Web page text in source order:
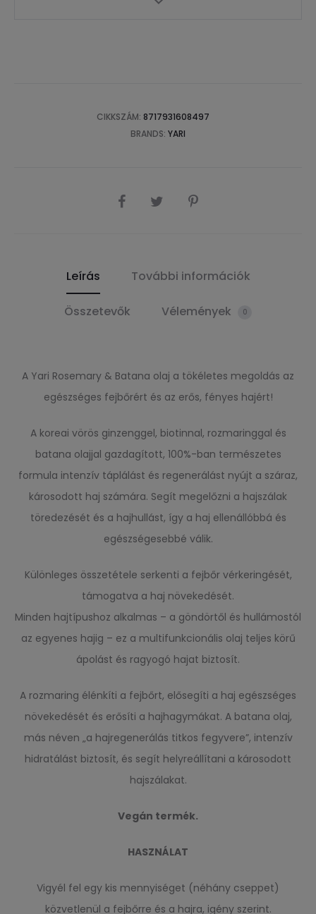
CIKKSZÁM: 8717931608497
BRANDS: YARI
SHARE
Leírás További információk
Összetevők Vélemények 0
A Yari Rosemary & Batana olaj a tökéletes megoldás az
egészséges fejbőrért és az erős, fényes hajért!
A koreai vörös ginzenggel, biotinnal, rozmaringgal és
batana olajjal gazdagított, 100%-ban természetes
formula intenzív táplálást és regenerálást nyújt a száraz,
károsodott haj számára. Segít megelőzni a hajszálak
töredezését és a hajhullást, így a haj ellenállóbbá és
egészségesebbé válik.
Különleges összetétele serkenti a fejbőr vérkeringését,
támogatva a haj növekedését.
Minden hajtípushoz alkalmas – a göndörtől és hullámostól
az egyenes hajig – ez a multifunkcionális olaj teljes körű
ápolást és ragyogó hajat biztosít.
A rozmaring élénkíti a fejbőrt, elősegíti a haj egészséges
növekedését és erősíti a hajhagymákat. A batana olaj,
más néven „a hajregenerálás titkos fegyvere”, intenzív
hidratálást biztosít, és segít helyreállítani a károsodott
hajszálakat.
Vegán termék.
HASZNÁLAT
Vigyél fel egy kis mennyiséget (néhány cseppet)
közvetlenül a fejbőrre és a hajra, igény szerint.